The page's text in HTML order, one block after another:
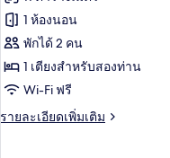
บุหรี่
(Sky
Floor)
ทั้งหมด
ของ
ห้อง
ดับเบิล,
ปลอด
1 ห้องนอน
พักได้ 2 คน
1 เตียงสำหรับสองท่าน
Wi-Fi ฟรี
รายละเอียดเพิ่มเติม
ราย